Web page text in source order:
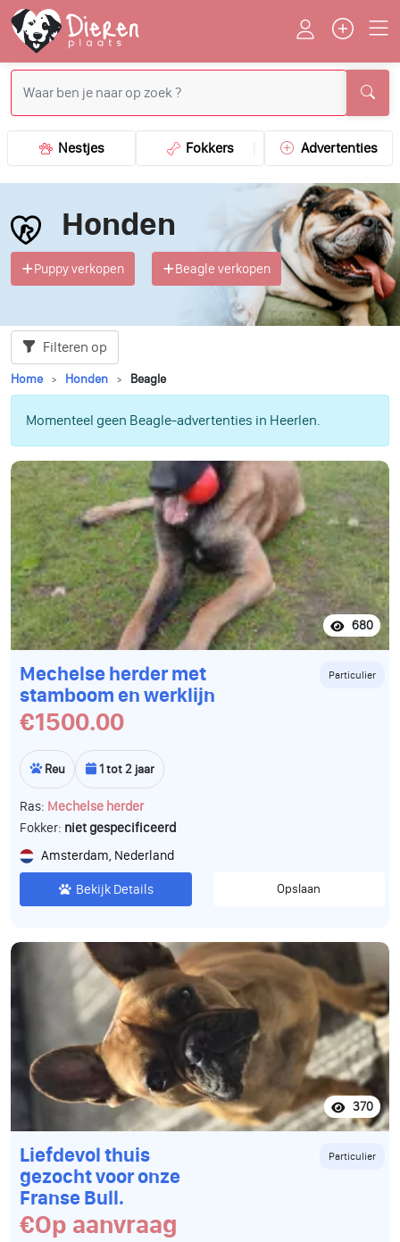
Nestjes Fokkers Advertenties
Honden
Puppy verkopen Beagle verkopen
Filteren op
Home Honden Beagle
Momenteel geen Beagle-advertenties in Heerlen.
680
Mechelse herder met
stamboom en werklijn
Particulier
€1500.00
Reu 1 tot 2 jaar
Ras: Mechelse herder
Fokker: niet gespecificeerd
Amsterdam, Nederland
Bekijk Details Opslaan
370
Liefdevol thuis
gezocht voor onze
Franse Bull.
Particulier
€Op aanvraag